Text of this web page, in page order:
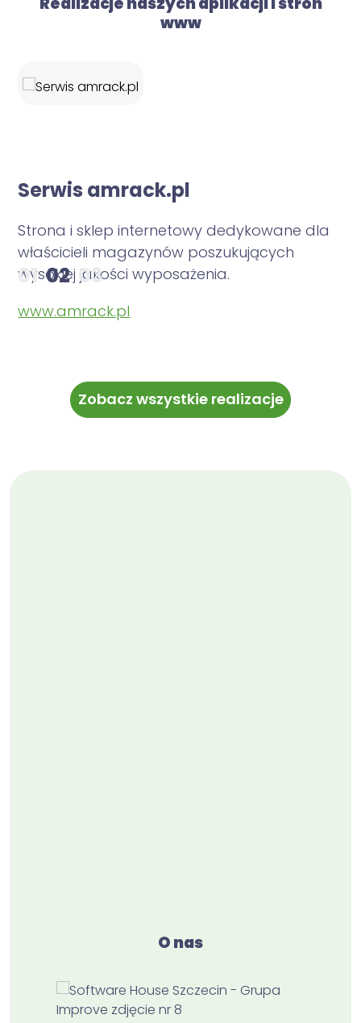
www
Serwis amrack.pl
Strona i sklep internetowy dedykowane dla
właścicieli magazynów poszukujących
wysokiej jakości wyposażenia.
www.amrack.pl
01 02 03
Zobacz wszystkie realizacje
O nas